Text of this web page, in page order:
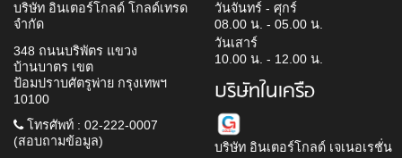
บริษัท อินเตอร์โกลด์ โกลด์เทรด
จำกัด
348 ถนนบริพัตร แขวง
บ้านบาตร เขต
ป้อมปราบศัตรูพ่าย กรุงเทพฯ
10100
โทรศัพท์ : 02-222-0007
(สอบถามข้อมูล)
วันจันทร์ - ศุกร์
08.00 น. - 05.00 น.
วันเสาร์
10.00 น. - 12.00 น.
บริษัทในเครือ
บริษัท อินเตอร์โกลด์ เจเนอเรชั่น